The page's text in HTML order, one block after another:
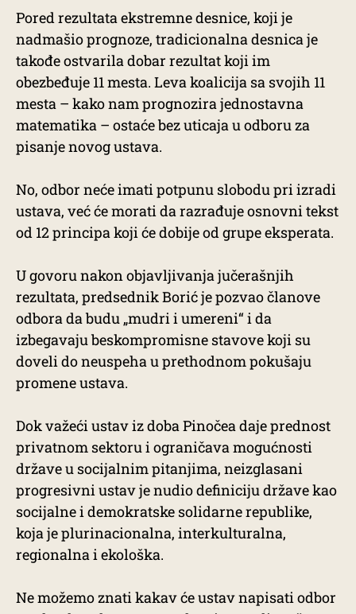
Pored rezultata ekstremne desnice, koji je
nadmašio prognoze, tradicionalna desnica je
takođe ostvarila dobar rezultat koji im
obezbeđuje 11 mesta. Leva koalicija sa svojih 11
mesta – kako nam prognozira jednostavna
matematika – ostaće bez uticaja u odboru za
pisanje novog ustava.
No, odbor neće imati potpunu slobodu pri izradi
ustava, već će morati da razrađuje osnovni tekst
od 12 principa koji će dobije od grupe eksperata.
U govoru nakon objavljivanja jučerašnjih
rezultata, predsednik Borić je pozvao članove
odbora da budu „mudri i umereni“ i da
izbegavaju beskompromisne stavove koji su
doveli do neuspeha u prethodnom pokušaju
promene ustava.
Dok važeći ustav iz doba Pinočea daje prednost
privatnom sektoru i ograničava mogućnosti
države u socijalnim pitanjima, neizglasani
progresivni ustav je nudio definiciju države kao
socijalne i demokratske solidarne republike,
koja je plurinacionalna, interkulturalna,
regionalna i ekološka.
Ne možemo znati kakav će ustav napisati odbor